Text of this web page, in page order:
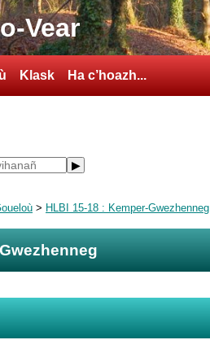
Vear
Klask Ha c’hoazh...
> HLBI 15-18 : Kemper-Gwezhenneg